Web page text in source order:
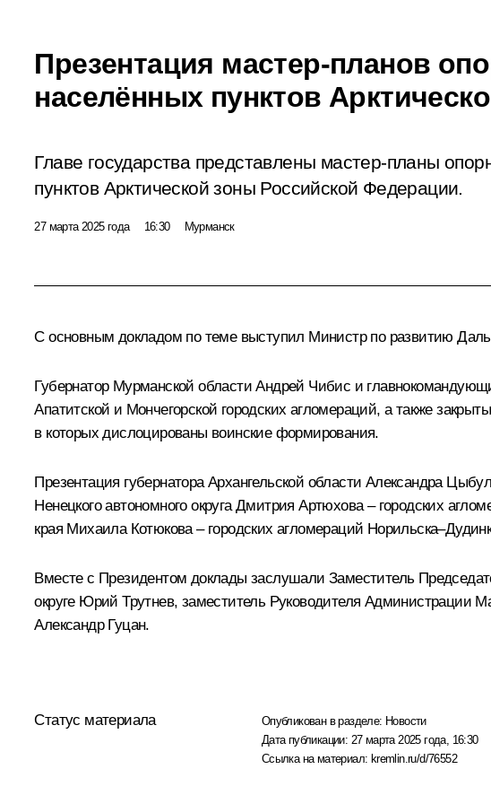
Презентация мастер-планов
населённых пунктов
Главе государства представлены мастер-планы
пунктов Арктической зоны Российской Федерации.
27 марта 2025 года 16:30 Мурманск
С основным докладом по теме выступил Министр по развитию
Губернатор Мурманской областиАндрей Чибис и
Апатитской и Мончегорской городских агломераций, а также
в которых дислоцированы воинские формирования.
Презентация губернатора Архангельской области Александра
Ненецкого автономного округа Дмитрия Артюхова– городских
края Михаила Котюкова– городских агломераций
Вместе с Президентом доклады заслушали Заместитель
округе Юрий Трутнев, заместитель Руководителя Администрации
Александр Гуцан.
Статус материала Опубликован в разделе: Новости
Дата публикации: 27 марта 2025 года, 16:30
Ссылка на материал: kremlin.ru/d/76552